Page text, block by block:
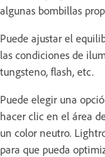
algunas bombillas
Puede ajustar el
las condiciones de
tungsteno, flash, etc.
Puede elegir una
hacer clic en el área
un color neutro.
para que pueda